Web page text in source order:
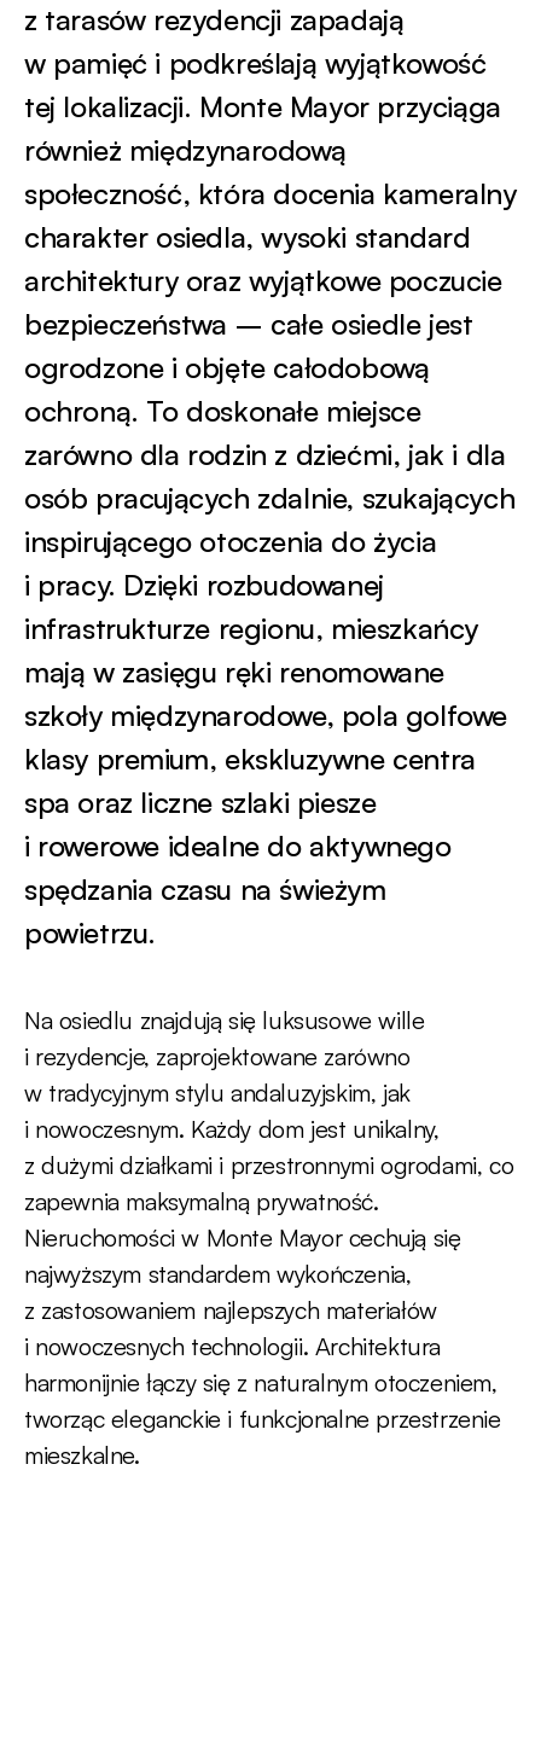
z tarasów rezydencji zapadają
w pamięć i podkreślają wyjątkowość
tej lokalizacji. Monte Mayor przyciąga
również międzynarodową
społeczność, która docenia kameralny
charakter osiedla, wysoki standard
architektury oraz wyjątkowe poczucie
bezpieczeństwa – całe osiedle jest
ogrodzone i objęte całodobową
ochroną. To doskonałe miejsce
zarówno dla rodzin z dziećmi, jak i dla
osób pracujących zdalnie, szukających
inspirującego otoczenia do życia
i pracy. Dzięki rozbudowanej
infrastrukturze regionu, mieszkańcy
mają w zasięgu ręki renomowane
szkoły międzynarodowe, pola golfowe
klasy premium, ekskluzywne centra
spa oraz liczne szlaki piesze
i rowerowe idealne do aktywnego
spędzania czasu na świeżym
powietrzu.
Na osiedlu znajdują się luksusowe wille
i rezydencje, zaprojektowane zarówno
w tradycyjnym stylu andaluzyjskim, jak
i nowoczesnym. Każdy dom jest unikalny,
z dużymi działkami i przestronnymi ogrodami, co
zapewnia maksymalną prywatność.
Nieruchomości w Monte Mayor cechują się
najwyższym standardem wykończenia,
z zastosowaniem najlepszych materiałów
i nowoczesnych technologii. Architektura
harmonijnie łączy się z naturalnym otoczeniem,
tworząc eleganckie i funkcjonalne przestrzenie
mieszkalne.